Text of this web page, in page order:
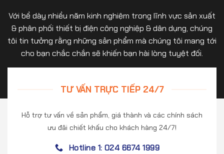
Với bề dày nhiều năm kinh nghiệm trong lĩnh vực sản xuất
& phân phối thiết bị điện công nghiệp & dân dụng, chúng
tôi tin tưởng rằng những sản phẩm mà chúng tôi mang tới
cho bạn chắc chắn sẽ khiến bạn hài lòng tuyệt đối.
TƯ VẤN TRỰC TIẾP 24/7
Hỗ trợ tư vấn về sản phẩm, giá thành và các chính sách
ưu đãi chiết khấu cho khách hàng 24/7!
Hotline 1: 024 6674 1999